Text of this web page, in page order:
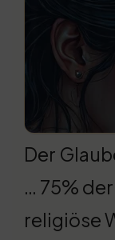
Der
… 75%
religiöse